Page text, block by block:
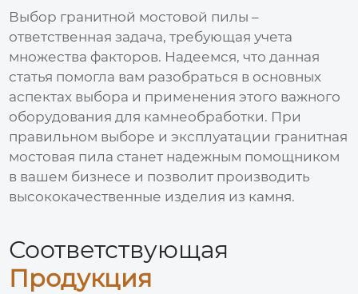
Выбор гранитной мостовой пилы –
ответственная задача, требующая учета
множества факторов. Надеемся, что данная
статья помогла вам разобраться в основных
аспектах выбора и применения этого важного
оборудования для камнеобработки. При
правильном выборе и эксплуатации гранитная
мостовая пила станет надежным помощником
в вашем бизнесе и позволит производить
высококачественные изделия из камня.
Соответствующая
Продукция